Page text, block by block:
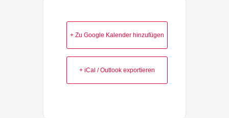
+ Zu Google Kalender hinzufügen
+ iCal / Outlook exportieren